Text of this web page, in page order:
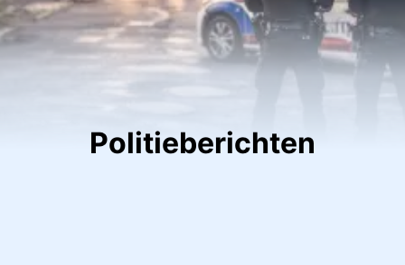
Politieberichten